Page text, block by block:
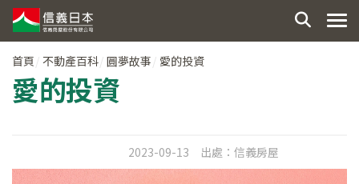
首頁 不動產百科 圓夢故事 愛的投資
愛的投資
2023-09-13 出處： 信義房屋